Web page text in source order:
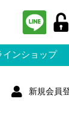
インショップ
新規会員